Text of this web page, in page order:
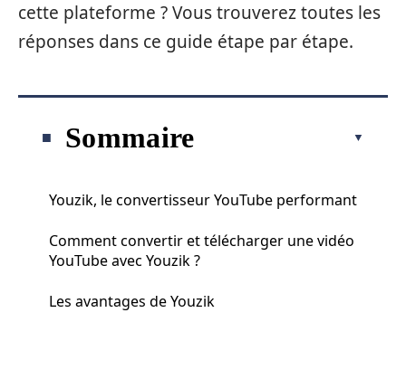
cette plateforme ? Vous trouverez toutes les
réponses dans ce guide étape par étape.
Sommaire
Youzik, le convertisseur YouTube performant
Comment convertir et télécharger une vidéo
YouTube avec Youzik ?
Les avantages de Youzik